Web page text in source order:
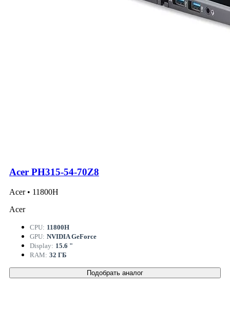
Acer PH315-54-70Z8
Acer • 11800H
Acer
CPU: 11800H
GPU: NVIDIA GeForce
Display: 15.6 "
RAM: 32 ГБ
Подобрать аналог